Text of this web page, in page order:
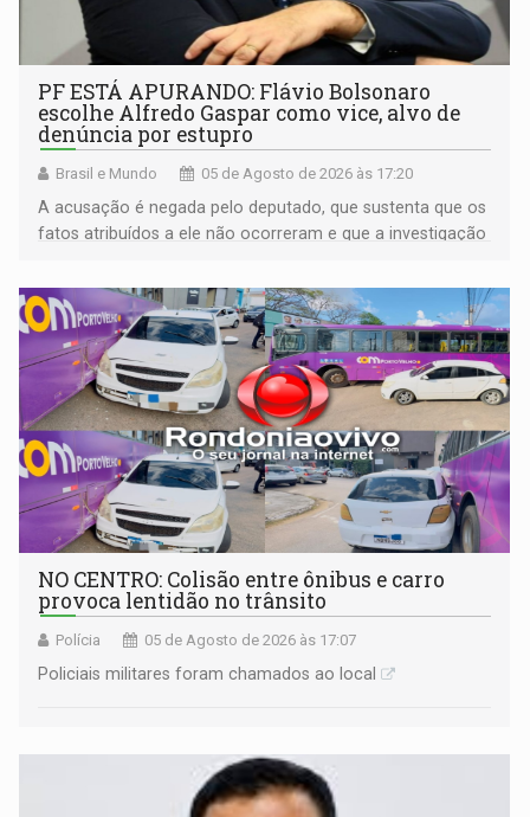
PF ESTÁ APURANDO: Flávio Bolsonaro
escolhe Alfredo Gaspar como vice, alvo de
denúncia por estupro
Brasil e Mundo 05 de Agosto de 2026 às 17:20
A acusação é negada pelo deputado, que sustenta que os
fatos atribuídos a ele não ocorreram e que a investigação
NO CENTRO: Colisão entre ônibus e carro
provoca lentidão no trânsito
Polícia 05 de Agosto de 2026 às 17:07
Policiais militares foram chamados ao local